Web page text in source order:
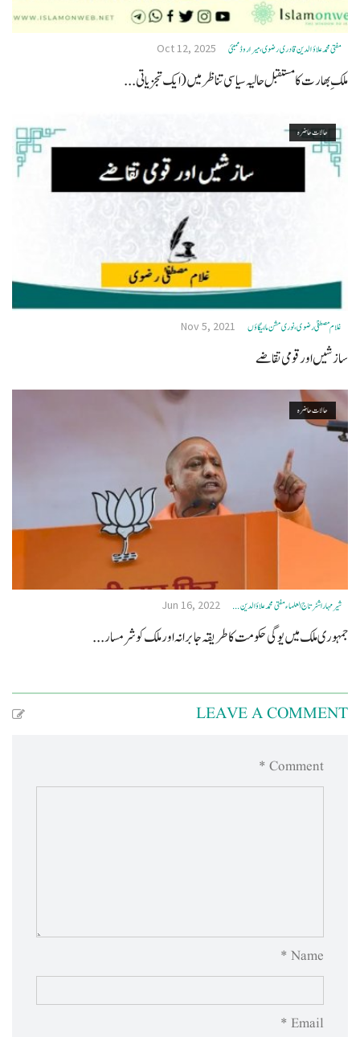
مفتی محمد علاؤ الدین قادری رضوی ، میرا روڈ ممبئی Oct 12, 2025
ملکِ بھارت کا مستقبل حالیہ سیاسی تناظر میں ( ایک تجزیاتی...
حالات حاضرہ
غلام مصطفیٰ رضوی، نوری مشن مالیگاؤں Nov 5, 2021
سازشیں اور قومی تقاضے
حالات حاضرہ
شیر مہا راشٹرتاج العلماء مفتی محمد علاؤالدین ... Jun 16, 2022
جمہوری ملک میں یوگی حکومت کا طریقہ جابرانہ اور ملک کو شرمسار...
LEAVE A COMMENT
Comment *
Name *
Email *